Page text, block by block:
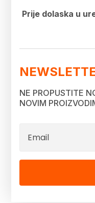
Prije dolaska u
NE PROPUSTITE
NOVIM